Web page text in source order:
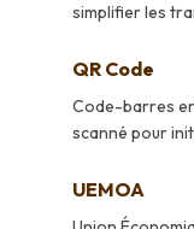
simplifier les
QR Code
Code-barres
scanné pour
UEMOA